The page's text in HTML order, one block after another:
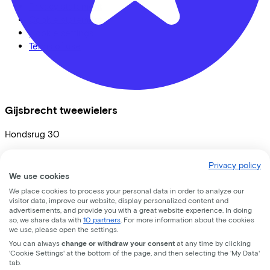
Gijsbrecht tweewielers
Hondsrug 30
Privacy statement
Cookie statement
Cookie settings
Terms of use
Privacy policy
We use cookies
We place cookies to process your personal data in order to analyze our
visitor data, improve our website, display personalized content and
advertisements, and provide you with a great website experience. In doing
so, we share data with 10 partners . For more information about the cookies
we use, please open the settings.
You can always change or withdraw your consent at any time by clicking
'Cookie Settings' at the bottom of the page, and then selecting the 'My Data'
tab.